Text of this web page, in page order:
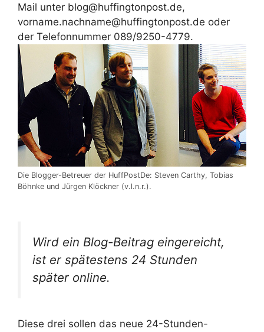
Mail unter blog@huffingtonpost.de,
vorname.nachname@huffingtonpost.de oder
der Telefonnummer 089/9250-4779.
Die Blogger-Betreuer der HuffPostDe: Steven Carthy, Tobias
Böhnke und Jürgen Klöckner (v.l.n.r.).
Wird ein Blog-Beitrag eingereicht,
ist er spätestens 24 Stunden
später online.
Diese drei sollen das neue 24-Stunden-